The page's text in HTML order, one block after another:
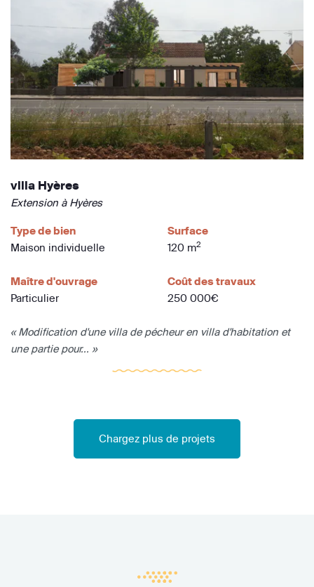
villa Hyères
Extension à Hyères
Type de bien
Maison individuelle
Surface
120 m2
Maître d'ouvrage
Particulier
Coût des travaux
250 000€
« Modification d'une villa de pécheur en villa d'habitation et
une partie pour... »
Chargez plus de projets